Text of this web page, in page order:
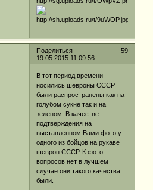
Поделиться
59
19.05.2015 11:09:56
В тот период времени
носились шевроны СССР
были распространены как на
голубом сукне так и на
зеленом. В качестве
подтверждения на
выставленном Вами фото у
одного из бойцов на рукаве
шеврон СССР. К фото
вопросов нет в лучшем
случае они такого качества
были.